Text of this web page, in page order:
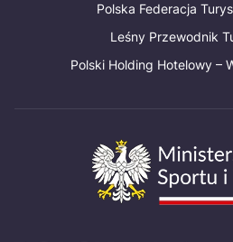
Polska Federacja
Leśny Przewodnik
Polski Holding Hotelowy –